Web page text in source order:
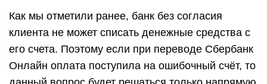
Как мы отметили ранее, банк без согласия
клиента не может списать денежные средства с
его счета. Поэтому если при переводе Сбербанк
Онлайн оплата поступила на ошибочный счёт, то